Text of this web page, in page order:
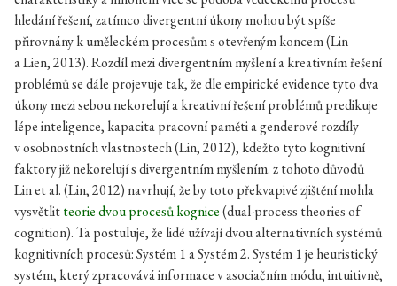
hledání řešení, zatímco divergentní úkony mohou být spíše
přirovnány k uměleckém procesům s otevřeným koncem (Lin
a Lien, 2013). Rozdíl mezi divergentním myšlení a kreativním řešení
problémů se dále projevuje tak, že dle empirické evidence tyto dva
úkony mezi sebou nekorelují a kreativní řešení problémů predikuje
lépe inteligence, kapacita pracovní paměti a genderové rozdíly
v osobnostních vlastnostech (Lin, 2012), kdežto tyto kognitivní
faktory již nekorelují s divergentním myšlením. z tohoto důvodů
Lin et al. (Lin, 2012) navrhují, že by toto překvapivé zjištění mohla
vysvětlitteorie dvou procesů kognice(dual-process theories of
cognition). Ta postuluje, že lidé užívají dvou alternativních systémů
kognitivních procesů: Systém 1 a Systém 2. Systém 1 je heuristický
systém, který zpracovává informace v asociačním módu, intuitivně,